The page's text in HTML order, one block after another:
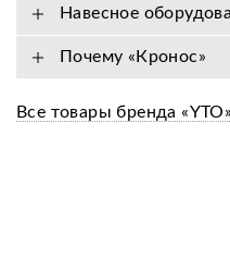
Навесное
Почему «Кронос»
Все товары бренда «YTO»